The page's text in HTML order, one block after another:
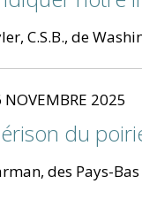
C.S.B., de
NOVEMBRE 2025
du
des Pays-Bas